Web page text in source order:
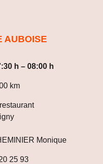
AUBOISE
h – 08:00 h
km
Monique
25 93